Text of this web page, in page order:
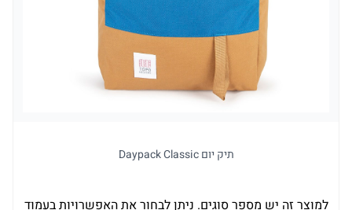
תיק יום Daypack Classic
למוצר זה יש מספר סוגים. ניתן לבחור את האפשרויות בעמוד